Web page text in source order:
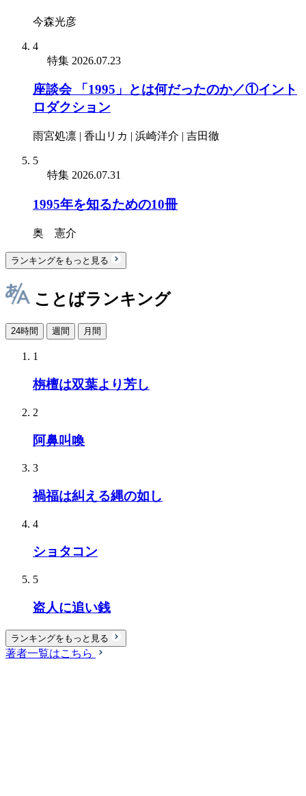
今森光彦
4
特集 2026.07.23
座談会 「1995」とは何だったのか／①イント
ロダクション
雨宮処凛 | 香山リカ | 浜崎洋介 | 吉田徹
5
特集 2026.07.31
1995年を知るための10冊
奥 憲介
ランキングをもっと見る
ことばランキング
24時間 週間 月間
1
栴檀は双葉より芳し
2
阿鼻叫喚
3
禍福は糾える縄の如し
4
ショタコン
5
盗人に追い銭
ランキングをもっと見る
著者一覧はこちら